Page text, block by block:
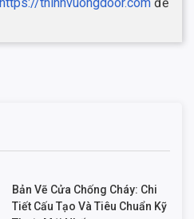
https://thinhvuongdoor.com để
Bản Vẽ Cửa Chống Cháy: Chi
Tiết Cấu Tạo Và Tiêu Chuẩn Kỹ